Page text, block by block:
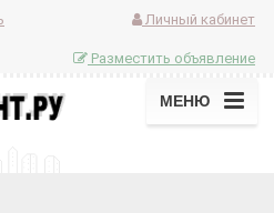
Личный кабинет
Разместить объявление
МЕНЮ